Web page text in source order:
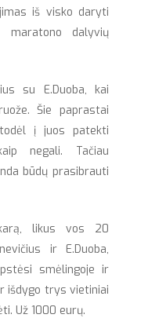
iš visko daryti
dalyvių
su E.Duoba, kai
Šie paprastai
į juos patekti
negali. Tačiau
būdų prasibrauti
likus vos 20
ir E.Duoba,
smėlingoje ir
išdygo trys vietiniai
Už 1000 eurų.